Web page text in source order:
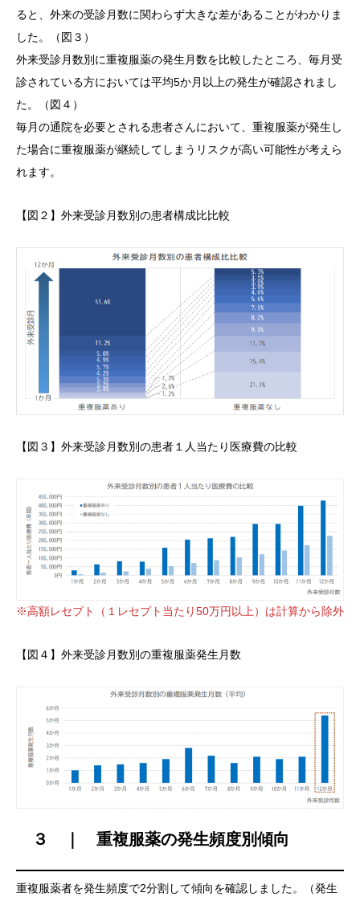
ると、外来の受診月数に関わらず大きな差があることがわかりま
した。（図３）
外来受診月数別に重複服薬の発生月数を比較したところ、毎月受
診されている方においては平均5か月以上の発生が確認されまし
た。（図４）
毎月の通院を必要とされる患者さんにおいて、重複服薬が発生し
た場合に重複服薬が継続してしまうリスクが高い可能性が考えら
れます。
【図２】外来受診月数別の患者構成比比較
【図３】外来受診月数別の患者１人当たり医療費の比較
※高額レセプト（１レセプト当たり50万円以上）は計算から除外
【図４】外来受診月数別の重複服薬発生月数
３ ｜ 重複服薬の発生頻度別傾向
重複服薬者を発生頻度で2分割して傾向を確認しました。（発生